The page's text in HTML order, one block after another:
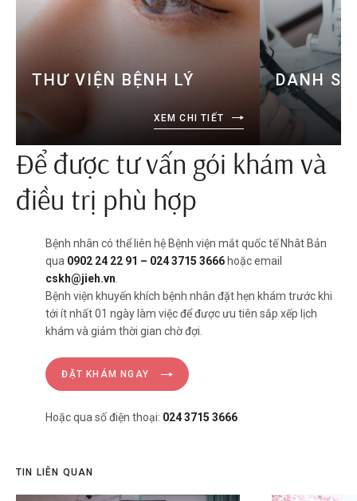
THƯ VIỆN BỆNH LÝ
XEM CHI TIẾT
DANH
Để được tư vấn gói khám và
điều trị phù hợp
Bệnh nhân có thể liên hệ Bệnh viện mắt quốc tế Nhât Bản
qua 0902 24 22 91 – 024 3715 3666 hoặc email
cskh@jieh.vn
Bệnh viện khuyến khích bệnh nhân đặt hẹn khám trước khi
tới ít nhất 01 ngày làm việc để được ưu tiên sắp xếp lịch
khám và giảm thời gian chờ đợi.
ĐẶT KHÁM NGAY
Hoặc qua số điện thoại: 024 3715 3666
TIN LIÊN QUAN